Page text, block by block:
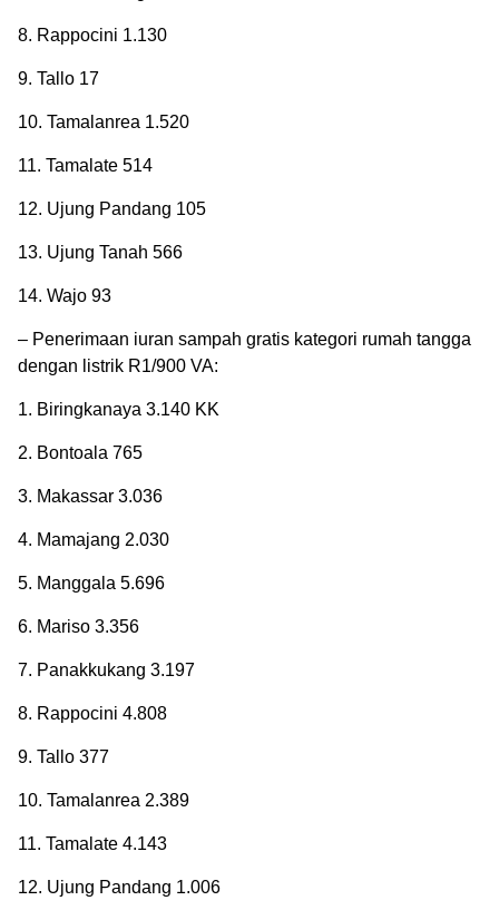
8. Rappocini 1.130
9. Tallo 17
10. Tamalanrea 1.520
11. Tamalate 514
12. Ujung Pandang 105
13. Ujung Tanah 566
14. Wajo 93
– Penerimaan iuran sampah gratis kategori rumah tangga
dengan listrik R1/900 VA:
1. Biringkanaya 3.140 KK
2. Bontoala 765
3. Makassar 3.036
4. Mamajang 2.030
5. Manggala 5.696
6. Mariso 3.356
7. Panakkukang 3.197
8. Rappocini 4.808
9. Tallo 377
10. Tamalanrea 2.389
11. Tamalate 4.143
12. Ujung Pandang 1.006